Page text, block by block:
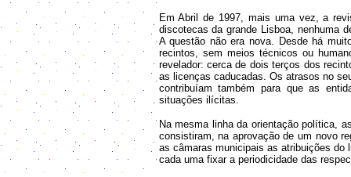
Em Abril de 1997, mais uma vez, a
discotecas da grande Lisboa, nenhuma
A questão não era nova. Desde há
recintos, sem meios técnicos ou
revelador: cerca de dois terços dos
as licenças caducadas. Os atrasos no
contribuíam também para que as
situações ilícitas.
Na mesma linha da orientação política,
consistiram, na aprovação de um novo
as câmaras municipais as atribuições do
cada uma fixar a periodicidade das